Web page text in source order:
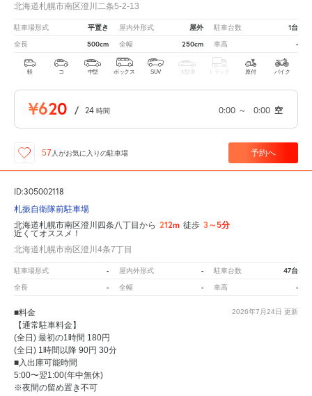
北海道札幌市南区澄川二条5-2-13
駐車場形式 平置き 屋内外形式 屋外 駐車台数 1台
全長 500cm 全幅 250cm 車高 -
軽 コ 中型 ボックス SUV 大型車 トラック 原付 バイク
¥620 / 24 時間 0:00 ～ 0:00 空
57 人がお気に入りの駐車場 予約へ
ID:305002118
札振自衛隊前駐車場
北海道札幌市南区澄川四条八丁目から 212m 徒歩 3～5分
近くてオススメ！
北海道札幌市南区澄川4条7丁目
駐車場形式 - 屋内外形式 - 駐車台数 47台
全長 - 全幅 - 車高 -
2026年7月24日 更新
■料金
【通常駐車料金】
(全日) 最初の1時間 180円
(全日) 1時間以降 90円 30分
■入出庫可能時間
5:00〜翌1:00(年中無休)
※夜間の留め置き不可